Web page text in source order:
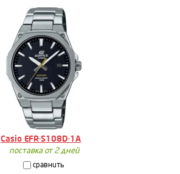
Casio EFR-S108D-1A
поставка от 2 дней
сравнить